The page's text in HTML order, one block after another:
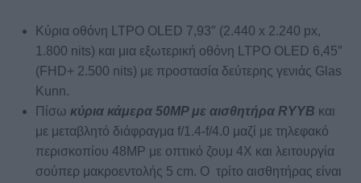
Κύρια οθόνη LTPO OLED 7,93″ (2.440 x 2.240 px,
1.800 nits) και μια εξωτερική οθόνη LTPO OLED 6,45″
(FHD+ 2.500 nits) με προστασία δεύτερης γενιάς Glas
Kunn.
Πίσω κύρια κάμερα 50MP με αισθητήρα RYYB και
με μεταβλητό διάφραγμα f/1.4-f/4.0 μαζί με τηλεφακό
περισκοπίου 48MP με οπτικό ζουμ 4X και λειτουργία
σούπερ μακροεντολής 5 cm. Ο τρίτο αισθητήρας είναι